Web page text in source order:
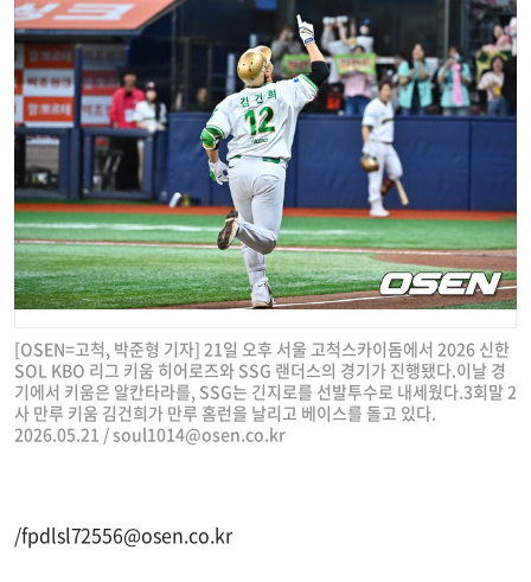
[OSEN=고척, 박준형 기자] 21일 오후 서울 고척스카이돔에서 2026 신한
SOL KBO 리그 키움 히어로즈와 SSG 랜더스의 경기가 진행됐다.이날 경
기에서 키움은 알칸타라를, SSG는 긴지로를 선발투수로 내세웠다.3회말 2
사 만루 키움 김건희가 만루 홈런을 날리고 베이스를 돌고 있다.
2026.05.21 /soul1014@osen.co.kr
/fpdlsl72556@osen.co.kr